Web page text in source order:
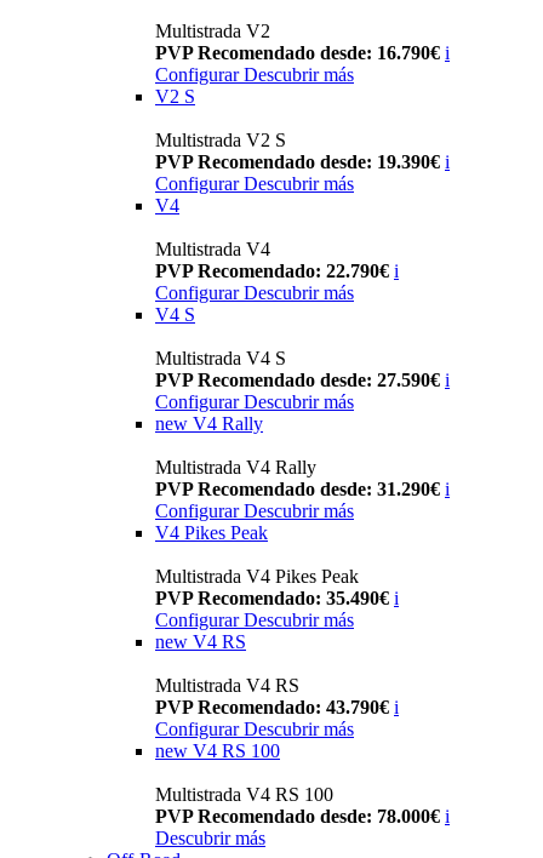
Multistrada V2
PVP Recomendado desde: 16.790€ i
Configurar Descubrir más
V2 S
Multistrada V2 S
PVP Recomendado desde: 19.390€ i
Configurar Descubrir más
V4
Multistrada V4
PVP Recomendado: 22.790€ i
Configurar Descubrir más
V4 S
Multistrada V4 S
PVP Recomendado desde: 27.590€ i
Configurar Descubrir más
new V4 Rally
Multistrada V4 Rally
PVP Recomendado desde: 31.290€ i
Configurar Descubrir más
V4 Pikes Peak
Multistrada V4 Pikes Peak
PVP Recomendado: 35.490€ i
Configurar Descubrir más
new V4 RS
Multistrada V4 RS
PVP Recomendado: 43.790€ i
ConfigurarDescubrir más
new V4 RS 100
Multistrada V4 RS 100
PVP Recomendado desde: 78.000€ i
Descubrir más